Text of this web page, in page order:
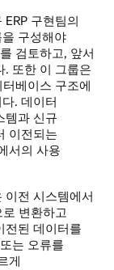
구현팀의
구성해야
검토하고, 앞서
. 또한 이 그룹은
베이스 구조에
. 데이터
템과 신규
이전되는
서의 사용
전 시스템에서
변환하고
전된 데이터를
는 오류를
게